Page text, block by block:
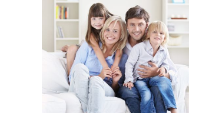
CODEVI
COMPTE À TERME
CSL
LDD
LEP